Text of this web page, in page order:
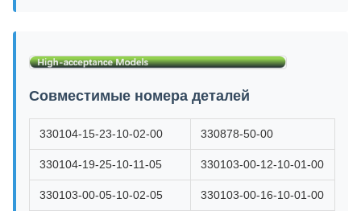
Совместимые номера деталей
330104-15-23-10-02-00 330878-50-00
330104-19-25-10-11-05 330103-00-12-10-01-00
330103-00-05-10-02-05 330103-00-16-10-01-00